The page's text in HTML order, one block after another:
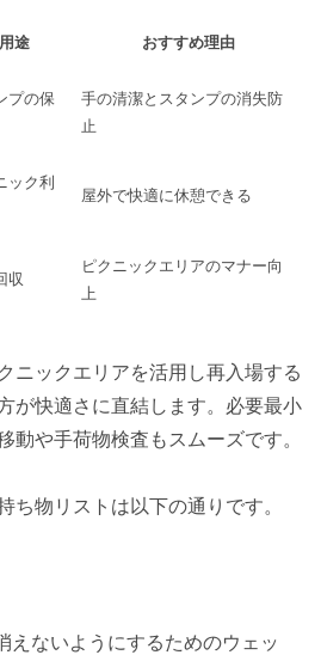
用途 おすすめ理由
プの保
手の清潔とスタンプの消失防
止
ック利
屋外で快適に休憩できる
収
ピクニックエリアのマナー向
上
ニックエリアを活用し再入場する
が快適さに直結します。必要最小
動や手荷物検査もスムーズです。
ち物リストは以下の通りです。
えないようにするためのウェッ